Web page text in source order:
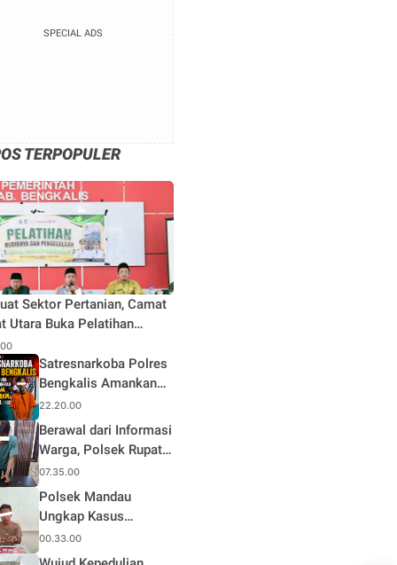
SPECIAL ADS
TERPOPULER
Sektor Pertanian, Camat
Utara Buka Pelatihan
dan Pengelolaan Hasil
Pertanian di Desa Teluk
Satresnarkoba Polres
Bengkalis Amankan
Terduga Pengedar
Sabu di Mandau, Sita
1,59 Gram Barang
Bukti
22.20.00
Berawal dari Informasi
Warga, Polsek Rupat
Ungkap Kasus Sabu
dan Amankan Seorang
Pria
07.35.00
Polsek Mandau
Ungkap Kasus
Narkotika, Seorang
Pria Diamankan
00.33.00